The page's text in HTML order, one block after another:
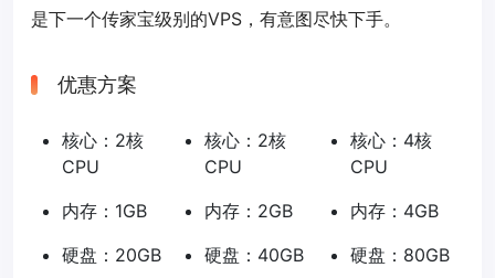
是下一个传家宝级别的VPS，有意图尽快下手。
优惠方案
核心：2核
CPU
内存：1GB
硬盘：20GB
核心：2核
CPU
内存：2GB
硬盘：40GB
核心：4核
CPU
内存：4GB
硬盘：80GB